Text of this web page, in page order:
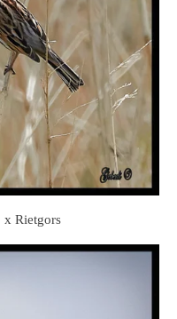
x Rietgors